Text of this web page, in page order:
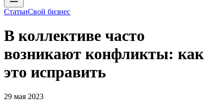
СтатьиСвой бизнес
В коллективе часто
возникают конфликты: как
это исправить
29 мая 2023